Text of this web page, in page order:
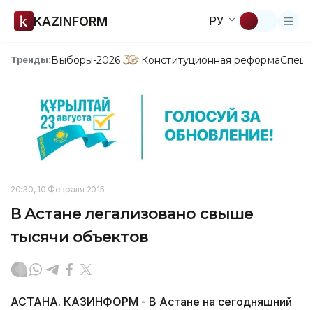
KAZINFORM РУ
Тренды:Выборы-2026 Конституционная реформа
20:30, 10 Февраля 2015
В Астане легализовано свыше
тысячи объектов
АСТАНА. КАЗИНФОРМ - В Астане на сегодняшний